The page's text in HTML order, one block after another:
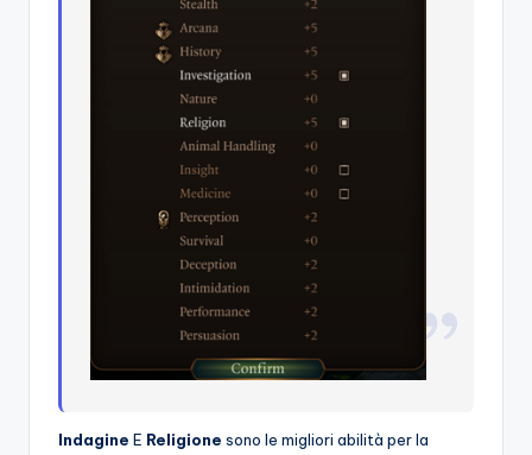
Indagine E Religione sono le migliori abilità per la